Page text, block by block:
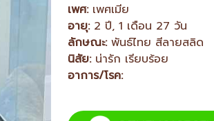
เพศ: เพศเมีย
อายุ: 2 ปี, 1 เดือน 27 วัน
ลักษณะ: พันธ์ไทย สีลายสลิด
นิสัย: น่ารัก เรียบร้อย
อาการ/โรค: